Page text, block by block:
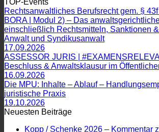
TOP-Events
Rechtsanwaltliches Berufsrecht gem. §
BORA | Modul 2) – Das
einschließlich Rechtsmitteln, Sanktionen
Anwalt und Syndikusanwalt
17.09.2026
ASSESSOR JURIS |
Beschluss & Anwaltsklausur im
16.09.2026
Die MPU: Inhalte – Ablauf –
juristische Praxis
19.10.2026
Neuesten Beiträge
Kopp / Schenke 2026 – Kommentar